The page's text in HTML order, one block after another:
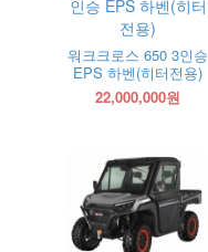
워크크로스 650 3인승
EPS 하벤(히터전용)
22,000,000원